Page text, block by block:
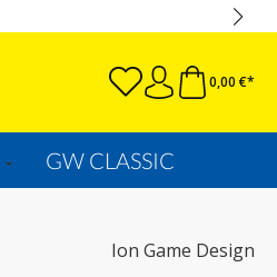
0,00 €*
GW CLASSIC
Ion Game Design